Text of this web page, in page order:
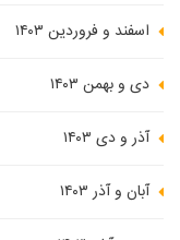
اسفند و فروردین ۱۴۰۳
دی و بهمن ۱۴۰۳
آذر و دی ۱۴۰۳
آبان و آذر ۱۴۰۳